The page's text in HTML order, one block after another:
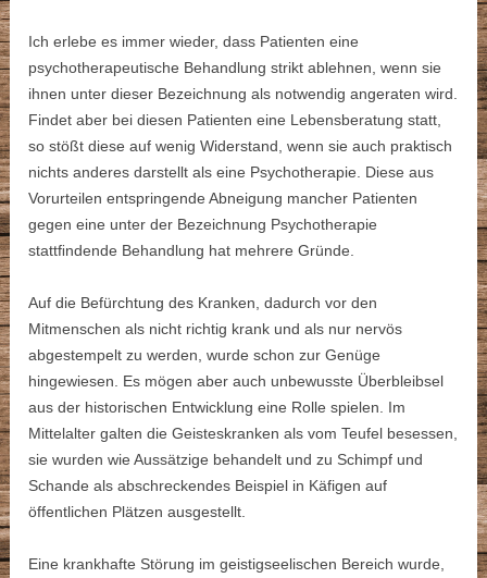
Ich erlebe es immer wieder, dass Patienten eine
psychotherapeutische Behandlung strikt ablehnen, wenn sie
ihnen unter dieser Bezeichnung als notwendig angeraten wird.
Findet aber bei diesen Patienten eine Lebensberatung statt,
so stößt diese auf wenig Widerstand, wenn sie auch praktisch
nichts anderes darstellt als eine Psychotherapie. Diese aus
Vorurteilen entspringende Abneigung mancher Patienten
gegen eine unter der Bezeichnung Psychotherapie
stattﬁndende Behandlung hat mehrere Gründe.
Auf die Befürchtung des Kranken, dadurch vor den
Mitmenschen als nicht richtig krank und als nur nervös
abgestempelt zu werden, wurde schon zur Genüge
hingewiesen. Es mögen aber auch unbewusste Überbleibsel
aus der historischen Entwicklung eine Rolle spielen. Im
Mittelalter galten die Geisteskranken als vom Teufel besessen,
sie wurden wie Aussätzige behandelt und zu Schimpf und
Schande als abschreckendes Beispiel in Käfigen auf
öffentlichen Plätzen ausgestellt.
Eine krankhafte Störung im geistigseelischen Bereich wurde,